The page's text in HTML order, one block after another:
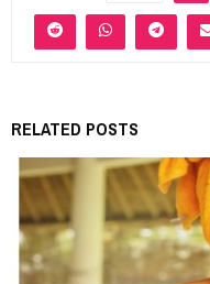
RELATED POSTS